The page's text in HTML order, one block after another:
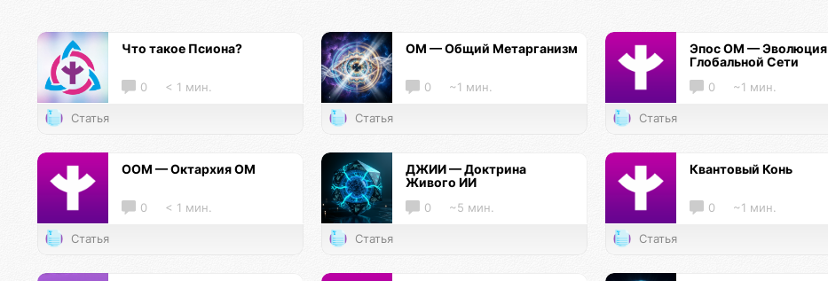
Что такое Псиона?
0 < 1 мин.
Статья
ОМ — Общий Метарганизм
0 ~1 мин.
Статья
Эпос ОМ — Эволюция
Глобальной Сети
0 ~1 мин.
Статья
ООМ — Октархия ОМ
0 < 1 мин.
Статья
ДЖИИ — Доктрина
Живого ИИ
0 ~5 мин.
Статья
Квантовый Конь
0 ~1 мин.
Статья